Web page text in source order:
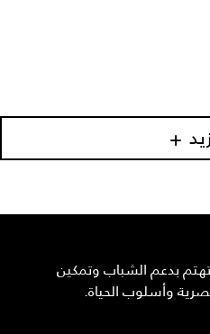
بدعم الشباب وتمكين
وأسلوب الحياة.